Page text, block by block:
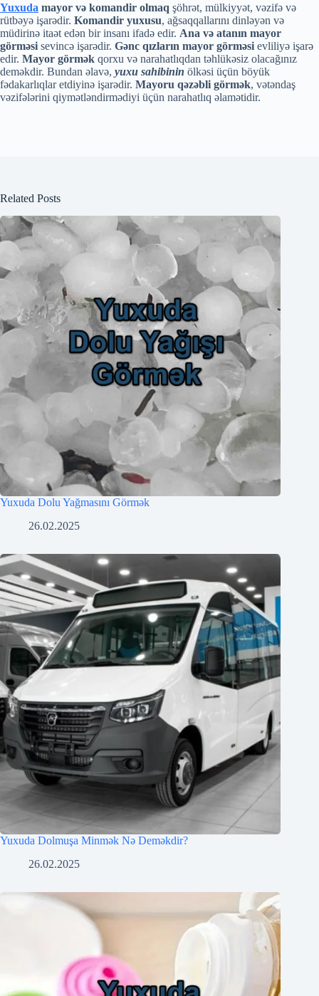
Yuxuda mayor və komandir olmaq şöhrət, mülkiyyət, vəzifə və
rütbəyə işarədir. Komandir yuxusu, ağsaqqallarını dinləyən və
müdirinə itaət edən bir insanı ifadə edir. Ana və atanın mayor
görməsi sevincə işarədir. Gənc qızların mayor görməsi evliliyə işarə
edir. Mayor görmək qorxu və narahatlıqdan təhlükəsiz olacağınız
deməkdir. Bundan əlavə, yuxu sahibinin ölkəsi üçün böyük
fədakarlıqlar etdiyinə işarədir. Mayoru qəzəbli görmək, vətəndaş
vəzifələrini qiymətləndirmədiyi üçün narahatlıq əlamətidir.
Related Posts
Yuxuda Dolu Yağmasını Görmək
26.02.2025
Yuxuda Dolmuşa Minmək Nə Deməkdir?
26.02.2025